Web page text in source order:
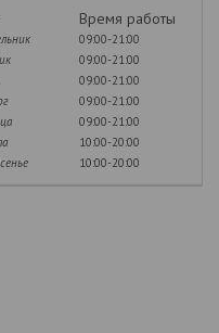
Время работы
09:00-21:00
09:00-21:00
09:00-21:00
09:00-21:00
09:00-21:00
10:00-20:00
10:00-20:00